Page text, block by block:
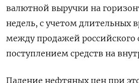
валютной выручки на
недель, с учетом длительных
между продажей российского
поступлением средств на
Падение нефтяных цен при